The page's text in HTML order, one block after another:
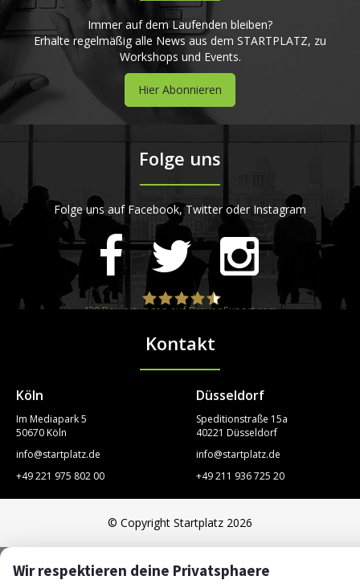
Immer auf dem Laufenden bleiben?
Erhalte regelmäßig alle News aus dem STARTPLATZ, zu
Workshops und Events.
Hier Abonnieren
Folge uns
Folge uns auf Facebook, Twitter oder Instagram
STARTPLATZ
420Bewertungen auf ProvenExpert.com
Kontakt
Köln
Im Mediapark 5
50670 Köln
info@startplatz.de
+49 221 975 802 00
Düsseldorf
Speditionstraße 15a
40221 Düsseldorf
info@startplatz.de
+49 211 936 725 20
© Copyright Startplatz 2026
Wir respektieren deine Privatsphaere